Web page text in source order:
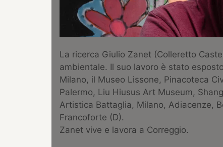
La ricerca Giulio Zanet (Colleretto
ambientale. Il suo lavoro è stato
Milano, il Museo Lissone, Pinacoteca
Palermo, Liu Hiusus Art Museum,
Artistica Battaglia, Milano, Adiacenze,
Francoforte (D).
Zanet vive e lavora a Correggio.